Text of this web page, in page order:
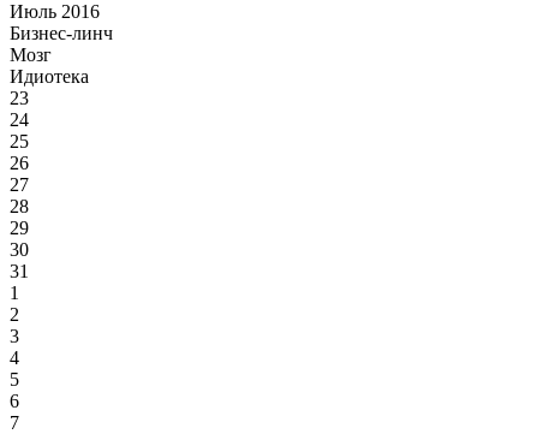
Июль 2016
Бизнес-линч
Мозг
Идиотека
23
24
25
26
27
28
29
30
31
1
2
3
4
5
6
7